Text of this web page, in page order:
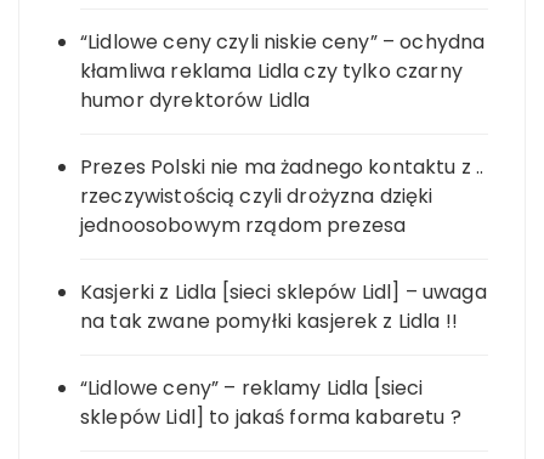
“Lidlowe ceny czyli niskie ceny” – ochydna
kłamliwa reklama Lidla czy tylko czarny
humor dyrektorów Lidla
Prezes Polski nie ma żadnego kontaktu z ..
rzeczywistością czyli drożyzna dzięki
jednoosobowym rządom prezesa
Kasjerki z Lidla [sieci sklepów Lidl] – uwaga
na tak zwane pomyłki kasjerek z Lidla !!
“Lidlowe ceny” – reklamy Lidla [sieci
sklepów Lidl] to jakaś forma kabaretu ?